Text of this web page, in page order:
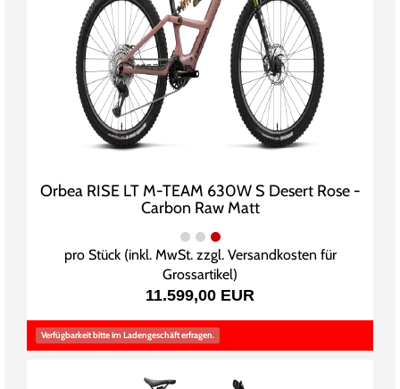
Orbea RISE LT M-TEAM 630W S Desert Rose -
Carbon Raw Matt
pro Stück (inkl. MwSt. zzgl. Versandkosten für
Grossartikel)
11.599,00 EUR
Verfügbarkeit bitte im Ladengeschäft erfragen.